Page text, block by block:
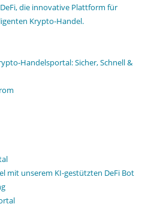
die innovative Plattform für
Krypto-Handel.
Handelsportal: Sicher, Schnell &
mit unserem KI-gestützten DeFi Bot